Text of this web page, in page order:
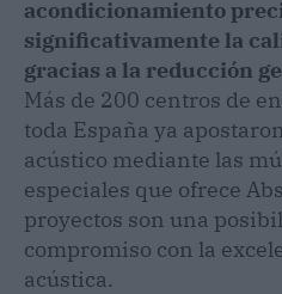
acondicionamiento
significativamente la
gracias a la reducción
Más de 200 centros de
toda España ya
acústico mediante las
especiales que ofrece
proyectos son una
compromiso con la
acústica.